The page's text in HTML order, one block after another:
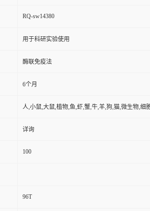
RQ-sw14380
用于科研实验使用
酶联免疫法
6个月
人,小鼠,大鼠,植物,鱼,虾,蟹,牛,羊,狗,猫,微生物,细
详询
100
96T